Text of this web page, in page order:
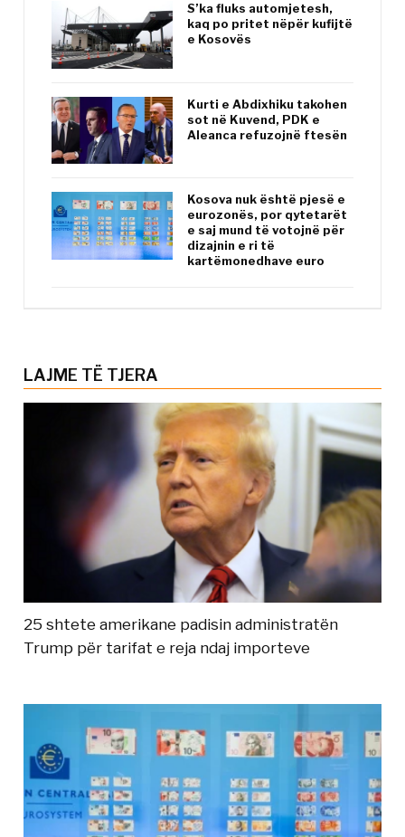
S’ka fluks automjetesh,
kaq po pritet nëpër kufijtë
e Kosovës
Kurti e Abdixhiku takohen
sot në Kuvend, PDK e
Aleanca refuzojnë ftesën
Kosova nuk është pjesë e
eurozonës, por qytetarët
e saj mund të votojnë për
dizajnin e ri të
kartëmonedhave euro
LAJME TË TJERA
25 shtete amerikane padisin administratën
Trump për tarifat e reja ndaj importeve